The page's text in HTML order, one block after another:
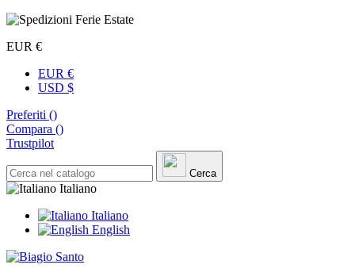
EUR €
EUR €
USD $
Preferiti ()
Compara ()
Trustpilot
Cerca
Italiano
Italiano
English